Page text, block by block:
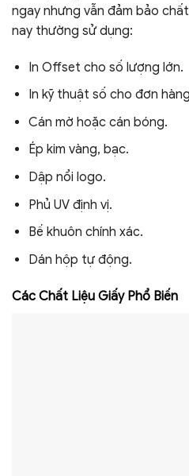
ngay nhưng vẫn đảm bảo
nay thường sử dụng:
In Offset cho số lượng lớn.
In kỹ thuật số cho đơn
Cán mờ hoặc cán bóng.
Ép kim vàng, bạc.
Dập nổi logo.
Phủ UV định vị.
Bế khuôn chính xác.
Dán hộp tự động.
Các Chất Liệu Giấy Phổ Biến